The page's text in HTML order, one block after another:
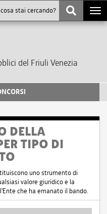
del Friuli Venezia
DELLA
TIPO DI
uno strumento di
valore giuridico e la
che ha emanato il bando.